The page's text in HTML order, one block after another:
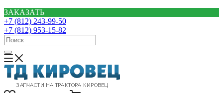
ЗАКАЗАТЬ
+7 (812) 243-99-50
+7 (812) 953-15-82